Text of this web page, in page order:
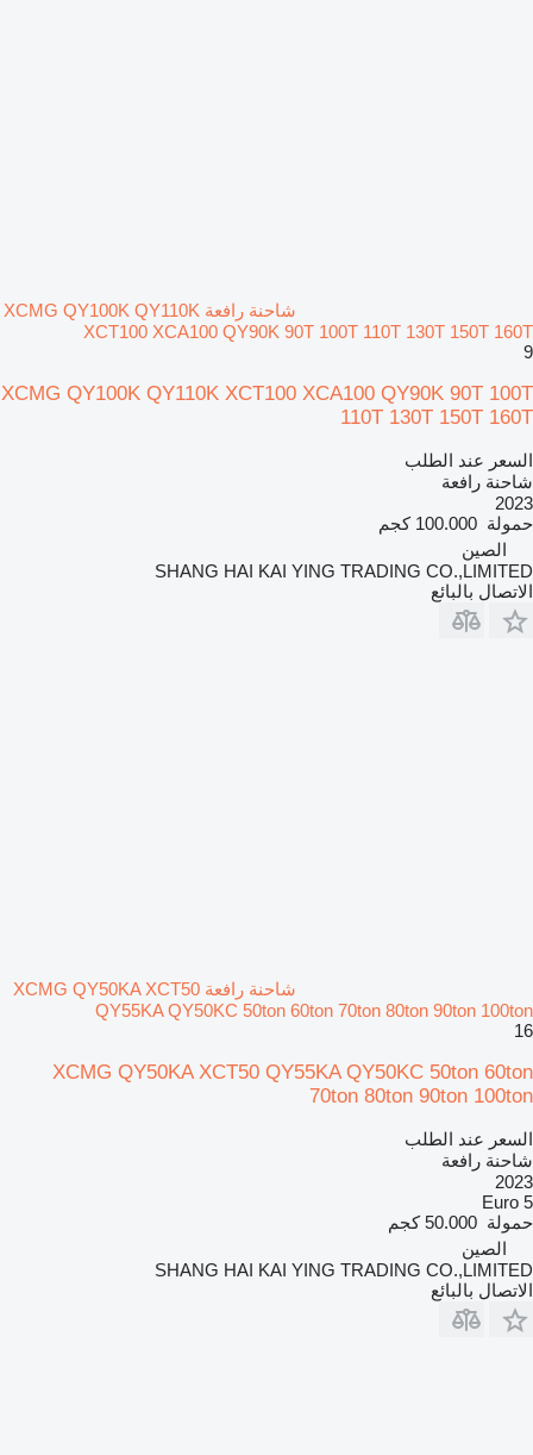
شاحنة رافعة XCMG QY100K QY110K
XCT100 XCA100 QY90K 90T 100T 110T 130T 150T 160T
9
XCMG QY100K QY110K XCT100 XCA100 QY90K 90T 100T
110T 130T 150T 160T
السعر عند الطلب
شاحنة رافعة
2023
حمولة 100.000 كجم
الصين
SHANG HAI KAI YING TRADING CO.,LIMITED
الاتصال بالبائع
شاحنة رافعة XCMG QY50KA XCT50
QY55KA QY50KC 50ton 60ton 70ton 80ton 90ton 100ton
16
XCMG QY50KA XCT50 QY55KA QY50KC 50ton 60ton
70ton 80ton 90ton 100ton
السعر عند الطلب
شاحنة رافعة
2023
Euro 5
حمولة 50.000 كجم
الصين
SHANG HAI KAI YING TRADING CO.,LIMITED
الاتصال بالبائع